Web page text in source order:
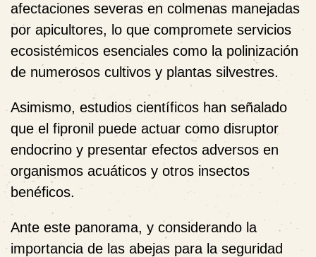
afectaciones severas en colmenas manejadas
por apicultores, lo que compromete servicios
ecosistémicos esenciales como la polinización
de numerosos cultivos y plantas silvestres.
Asimismo, estudios científicos han señalado
que el fipronil puede actuar como disruptor
endocrino y presentar efectos adversos en
organismos acuáticos y otros insectos
benéficos.
Ante este panorama, y considerando la
importancia de las abejas para la seguridad